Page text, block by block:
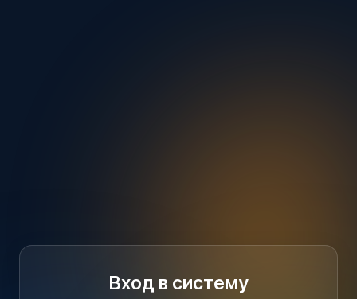
Вход в систему